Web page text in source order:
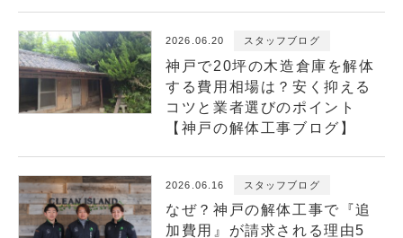
2026.06.20 スタッフブログ
神戸で20坪の木造倉庫を解体
する費用相場は？安く抑える
コツと業者選びのポイント
【神戸の解体工事ブログ】
2026.06.16 スタッフブログ
なぜ？神戸の解体工事で『追
加費用』が請求される理由5